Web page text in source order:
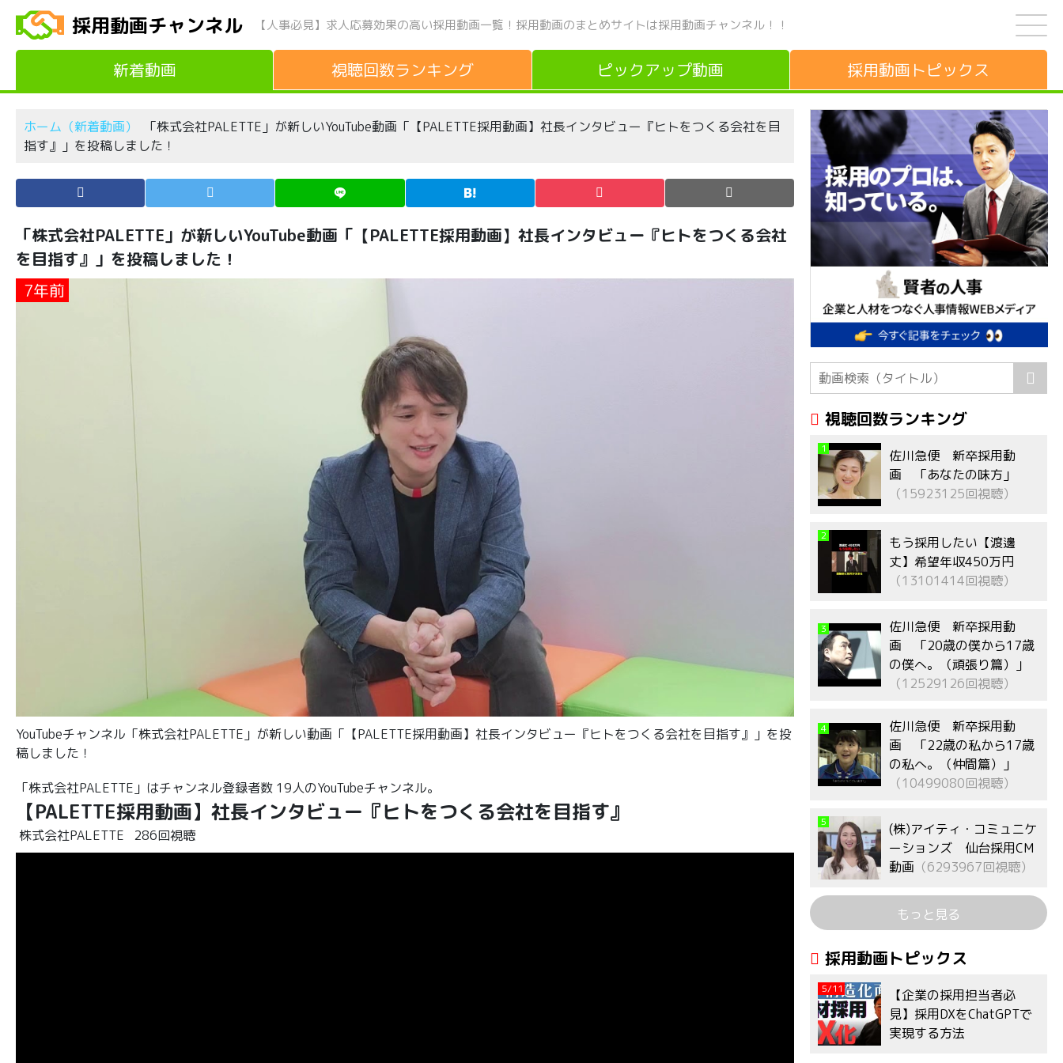
採用動画チャンネル 【人事必見】求人応募効果の高い採用動画一覧！ 採用動画のまとめサイトは採用動画チャンネル！！
新着動画 視聴回数ランキング ピックアップ動画 採用動画 トピックス
ホーム（新着動画）
「株式会社PALETTE」が新しいYouTube動画「【PALETTE採用動画】社長インタビュー『ヒトをつくる会社を目
指す』」を投稿しました！
「株式会社PALETTE」が新しいYouTube動画「【PALETTE採用動画】社長インタビュー『ヒトをつくる会社
を目指す』」を投稿しました！
7年前
YouTubeチャンネル「株式会社PALETTE」が新しい動画「【PALETTE採用動画】社長インタビュー『ヒトをつくる会社を目指す』」を投
稿しました！
「株式会社PALETTE」はチャンネル登録者数 19人のYouTubeチャンネル。
【PALETTE採用動画】社長インタビュー『ヒトをつくる会社を目指す』
株式会社PALETTE 286回視聴
視聴回数ランキング
1
佐川急便 新卒採用動
画 「あなたの味方」
（15923125回視聴）
2
もう採用したい【渡邊
丈】希望年収450万円
（13101414回視聴）
3
佐川急便 新卒採用動
画 「20歳の僕から17歳
の僕へ。（頑張り篇）」
（12529126回視聴）
4
佐川急便 新卒採用動
画 「22歳の私から17歳
の私へ。（仲間篇）」
（10499080回視聴）
5
(株)アイティ・コミュニケ
ーションズ 仙台採用CM
動画 （6293967回視聴）
もっと見る
採用動画トピックス
5/11
【企業の採用担当者必
見】採用DXをChatGPTで
実現する方法